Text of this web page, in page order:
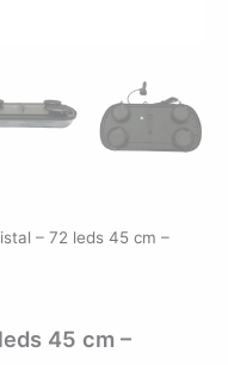
– 72 leds 45 cm –
45 cm –